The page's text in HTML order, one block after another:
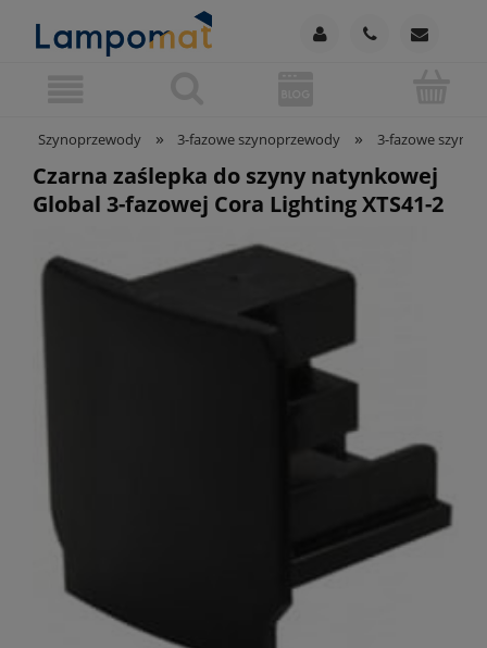
Szynoprzewody » 3-fazowe szynoprzewody » 3-fazowe
Czarna zaślepka do szyny natynkowej
Global 3-fazowej Cora Lighting XTS41-2